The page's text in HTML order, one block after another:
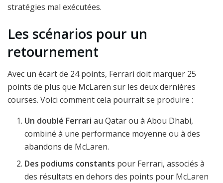
stratégies mal exécutées.
Les scénarios pour un
retournement
Avec un écart de 24 points, Ferrari doit marquer 25
points de plus que McLaren sur les deux dernières
courses. Voici comment cela pourrait se produire :
Un doublé Ferrari au Qatar ou à Abou Dhabi,
combiné à une performance moyenne ou à des
abandons de McLaren.
Des podiums constants pour Ferrari, associés à
des résultats en dehors des points pour McLaren